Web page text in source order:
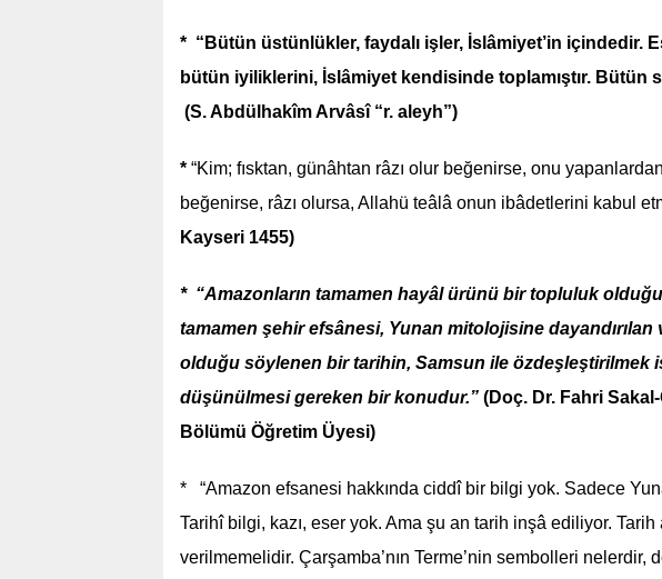
* “Bütün üstünlükler, faydalı işler, İslâmiyet’in içindedir.
bütün iyiliklerini, İslâmiyet kendisinde toplamıştır. Bütün
(S. Abdülhakîm Arvâsî “r. aleyh”)
* “Kim; fısktan, günâhtan râzı olur beğenirse, onu
beğenirse, râzı olursa, Allahü teâlâ onun ibâdetlerini kabul
Kayseri 1455)
* “Amazonların tamamen hayâl ürünü bir topluluk
tamamen şehir efsânesi, Yunan mitolojisine dayandırılan
olduğu söylenen bir tarihin, Samsun ile özdeşleştirilmek
düşünülmesi gereken bir konudur.” (Doç. Dr. Fahri
Bölümü Öğretim Üyesi)
* “Amazon efsanesi hakkında ciddî bir bilgi yok. Sadece
Tarihî bilgi, kazı, eser yok. Ama şu an tarih inşâ ediliyor.
verilmemelidir. Çarşamba’nın Terme’nin sembolleri nelerdir,